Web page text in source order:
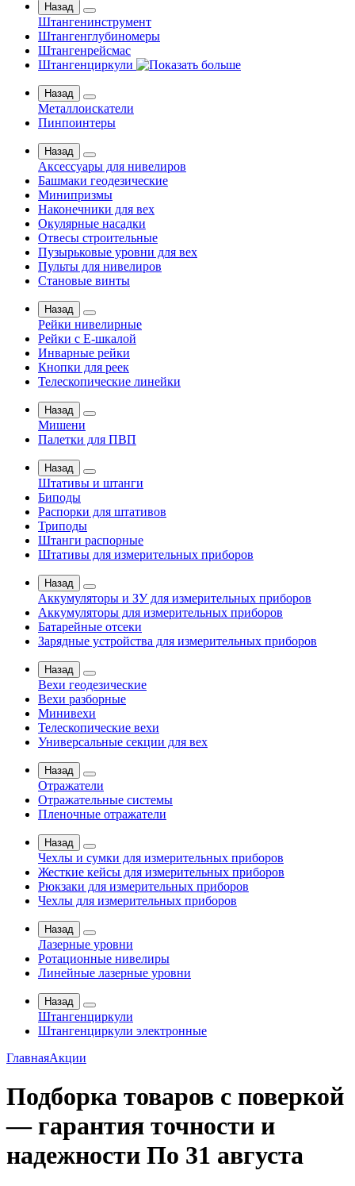
Назад
Штангенинструмент
Штангенглубиномеры
Штангенрейсмас
Штангенциркули
Назад
Металлоискатели
Пинпоинтеры
Назад
Аксессуары для нивелиров
Башмаки геодезические
Минипризмы
Наконечники для вех
Окулярные насадки
Отвесы строительные
Пузырьковые уровни для вех
Пульты для нивелиров
Становые винты
Назад
Рейки нивелирные
Рейки с Е-шкалой
Инварные рейки
Кнопки для реек
Телескопические линейки
Назад
Мишени
Палетки для ПВП
Назад
Штативы и штанги
Биподы
Распорки для штативов
Триподы
Штанги распорные
Штативы для измерительных приборов
Назад
Аккумуляторы и ЗУ для измерительных приборов
Аккумуляторы для измерительных приборов
Батарейные отсеки
Зарядные устройства для измерительных приборов
Назад
Вехи геодезические
Вехи разборные
Минивехи
Телескопические вехи
Универсальные секции для вех
Назад
Отражатели
Отражательные системы
Пленочные отражатели
Назад
Чехлы и сумки для измерительных приборов
Жесткие кейсы для измерительных приборов
Рюкзаки для измерительных приборов
Чехлы для измерительных приборов
Назад
Лазерные уровни
Ротационные нивелиры
Линейные лазерные уровни
Назад
Штангенциркули
Штангенциркули электронные
ГлавнаяАкции
Подборка товаров с поверкой
— гарантия точности и
надежности По 31 августа